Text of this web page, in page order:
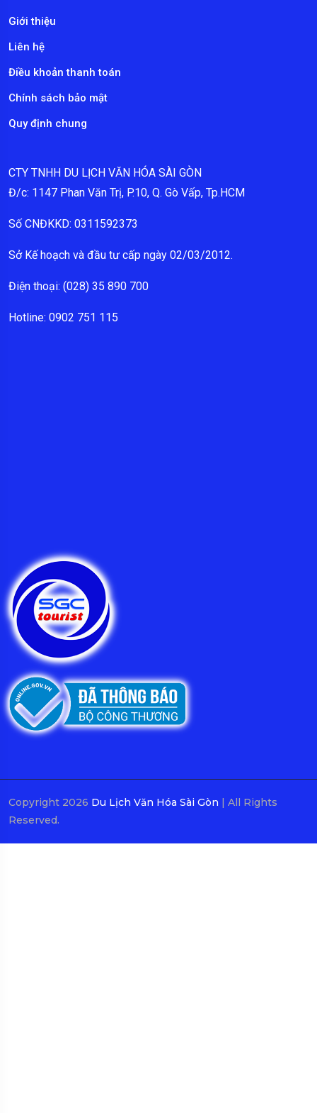
Giới thiệu
Liên hệ
Điều khoản thanh toán
Chính sách bảo mật
Quy định chung
CTY TNHH DU LỊCH VĂN HÓA SÀI GÒN
Đ/c: 1147 Phan Văn Trị, P.10, Q. Gò Vấp, Tp.HCM
Số CNĐKKD: 0311592373
Sở Kế hoạch và đầu tư cấp ngày 02/03/2012.
Điện thoại: (028) 35 890 700
Hotline: 0902 751 115
Copyright 2026 Du Lịch Văn Hóa Sài Gòn | All Rights
Reserved.